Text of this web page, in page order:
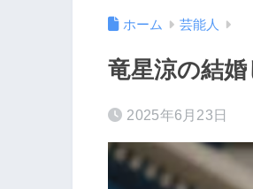
ホーム 芸能人
竜星涼の結
2025年6月23日